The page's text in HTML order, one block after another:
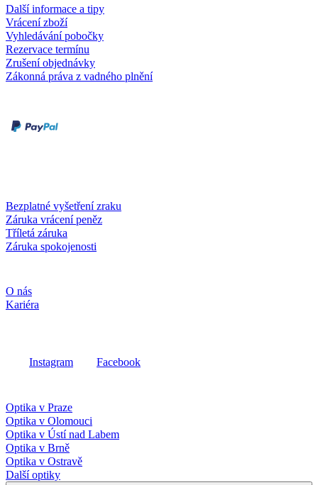
Další informace a tipy
Vrácení zboží
Vyhledávání pobočky
Rezervace termínu
Zrušení objednávky
Zákonná práva z vadného plnění
Bezplatné vyšetření zraku
Záruka vrácení peněz
Tříletá záruka
Záruka spokojenosti
O nás
Kariéra
Instagram Facebook
Optika v Praze
Optika v Olomouci
Optika v Ústí nad Labem
Optika v Brně
Optika v Ostravě
Další optiky